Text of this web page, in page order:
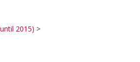
2015) >